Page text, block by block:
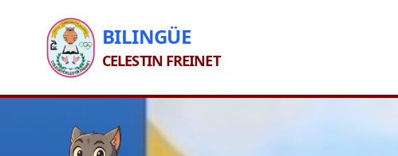
BILINGÜE
CELESTIN FREINET